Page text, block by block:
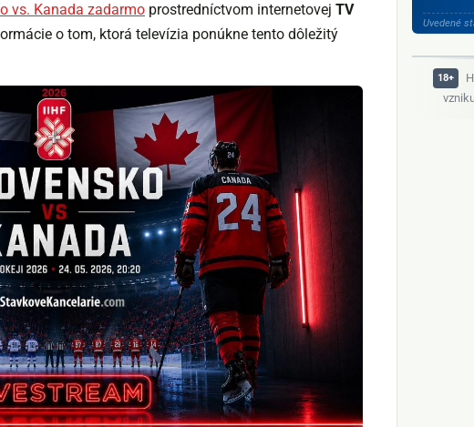
vs. Kanada zadarmo prostredníctvom internetovej TV
o tom, ktorá televízia ponúkne tento dôležitý
Uvedené